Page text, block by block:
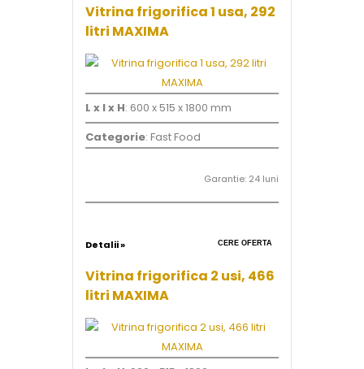
Vitrina frigorifica 1 usa, 292
litri MAXIMA
L x l x H: 600 x 515 x 1800 mm
Categorie: Fast Food
Garantie: 24 luni
Detalii » CERE OFERTA
Vitrina frigorifica 2 usi, 466
litri MAXIMA